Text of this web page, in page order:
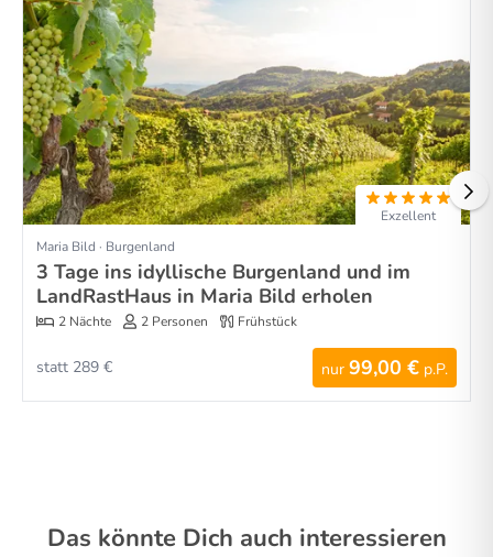
Exzellent
Maria Bild · Burgenland
3 Tage ins idyllische Burgenland und im
LandRastHaus in Maria Bild erholen
2 Nächte 2 Personen Frühstück
nur 99,00 € p.P.
statt 289 €
Das könnte Dich auch interessieren